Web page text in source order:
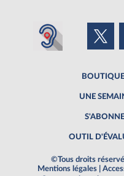
UNE
OUTIL
©Tous droits
Mentions légales